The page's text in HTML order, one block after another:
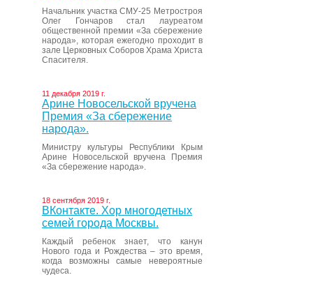
Начальник участка СМУ-25 Метростроя
Олег Гончаров стал лауреатом
общественной премии «За сбережение
народа», которая ежегодно проходит в
зале Церковных Соборов Храма Христа
Спасителя.
11 декабря 2019 г.
Арине Новосельской вручена
Премия «За сбережение
народа».
Министру культуры Республики Крым
Арине Новосельской вручена Премия
«За сбережение народа».
18 сентября 2019 г.
ВКонтакте. Хор многодетных
семей города Москвы.
Каждый ребенок знает, что канун
Нового года и Рождества – это время,
когда возможны самые невероятные
чудеса.